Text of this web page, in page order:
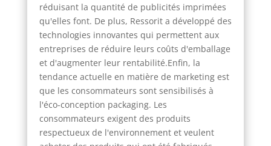
réduisant la quantité de publicités imprimées
qu'elles font. De plus, Ressorit a développé des
technologies innovantes qui permettent aux
entreprises de réduire leurs coûts d'emballage
et d'augmenter leur rentabilité.Enfin, la
tendance actuelle en matière de marketing est
que les consommateurs sont sensibilisés à
l'éco-conception packaging. Les
consommateurs exigent des produits
respectueux de l'environnement et veulent